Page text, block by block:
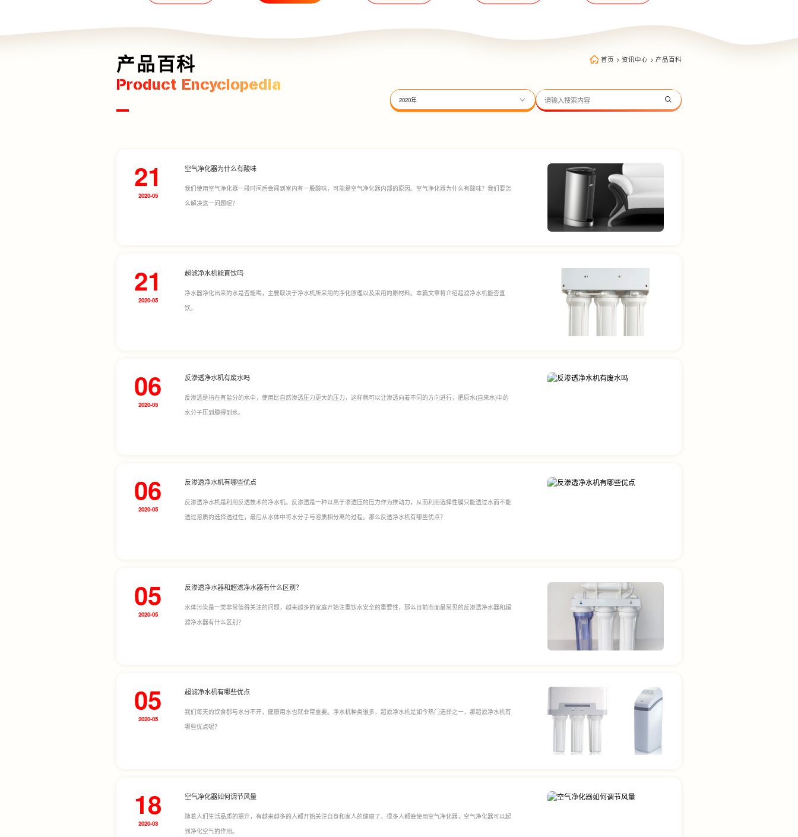
产品百科
Product Encyclopedia
2020年
首页 > 资讯中心 > 产品百科
21
2020-05
空气净化器为什么有酸味
我们使用空气净化器一段时间后会闻到室内有一股酸味，可能是空气净化器内部的原因。空气净化器为什么有酸味？我们要怎
么解决这一问题呢？
21
2020-05
超滤净水机能直饮吗
净水器净化出来的水是否能喝，主要取决于净水机所采用的净化原理以及采用的原材料。本篇文章将介绍超滤净水机能否直
饮。
06
2020-05
反渗透净水机有废水吗
反渗透是指在有盐分的水中，使用比自然渗透压力更大的压力，这样就可以让渗透向着不同的方向进行，把原水(自来水)中的
水分子压到膜得到水。
06
2020-05
反渗透净水机有哪些优点
反渗透净水机是利用反透技术的净水机。反渗透是一种以高于渗透压的压力作为推动力，从而利用选择性膜只能透过水而不能
透过溶质的选择透过性，最后从水体中将水分子与溶质相分离的过程。那么反透净水机有哪些优点？
05
2020-05
反渗透净水器和超滤净水器有什么区别？
水体污染是一类非常值得关注的问题，越来越多的家庭开始注重饮水安全的重要性，那么目前市面最常见的反渗透净水器和超
滤净水器有什么区别？
05
2020-05
超滤净水机有哪些优点
我们每天的饮食都与水分不开，健康用水也就非常重要。净水机种类很多，超滤净水机是如今热门选择之一，那超滤净水机有
哪些优点呢？
18
2020-03
空气净化器如何调节风量
随着人们生活品质的提升，有越来越多的人都开始关注自身和家人的健康了。很多人都会使用空气净化器，空气净化器可以起
到净化空气的作用。